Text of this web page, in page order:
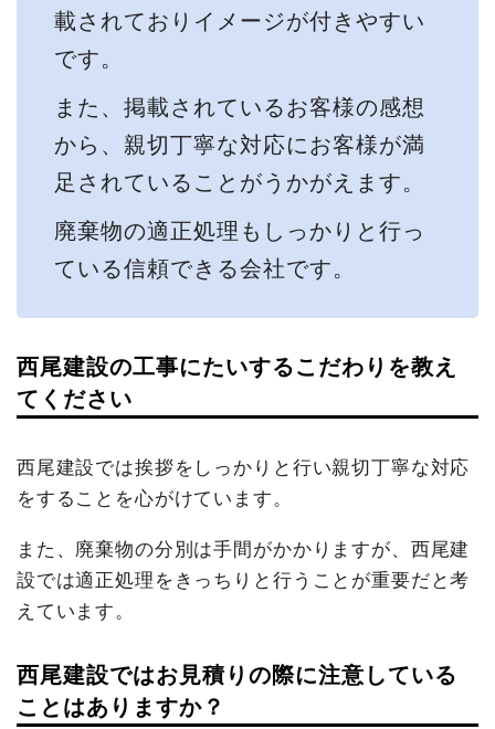
載されておりイメージが付きやすい
です。
また、掲載されているお客様の感想
から、親切丁寧な対応にお客様が満
足されていることがうかがえます。
廃棄物の適正処理もしっかりと行っ
ている信頼できる会社です。
西尾建設の工事にたいするこだわりを教え
てください
西尾建設では挨拶をしっかりと行い親切丁寧な対応
をすることを心がけています。
また、廃棄物の分別は手間がかかりますが、西尾建
設では適正処理をきっちりと行うことが重要だと考
えています。
西尾建設ではお見積りの際に注意している
ことはありますか？